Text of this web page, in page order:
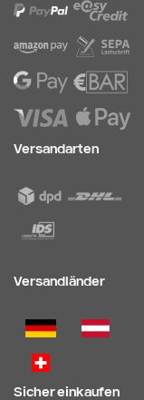
Versandarten
Versandländer
Sicher einkaufen